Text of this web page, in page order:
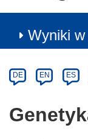
Wyniki
Category
Article
available
the
DE EN ES